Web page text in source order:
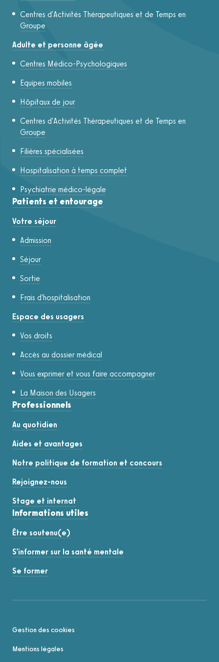
Centres d'Activités Thérapeutiques et de Temps en
Groupe
Adulte et personne âgée
Centres Médico-Psychologiques
Equipes mobiles
Hôpitaux de jour
Centres d'Activités Thérapeutiques et de Temps en
Groupe
Filières spécialisées
Hospitalisation à temps complet
Psychiatrie médico-légale
Patients et entourage
Votre séjour
Admission
Séjour
Sortie
Frais d'hospitalisation
Espace des usagers
Vos droits
Accès au dossier médical
Vous exprimer et vous faire accompagner
La Maison des Usagers
Professionnels
Au quotidien
Aides et avantages
Notre politique de formation et concours
Rejoignez-nous
Stage et internat
Informations utiles
Être soutenu(e)
S'informer sur la santé mentale
Se former
Gestion des cookies
Mentions légales